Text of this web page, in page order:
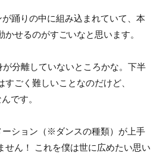
踊りの中に組み込まれていて、本
せるのがすごいなと思います。
が分離していないところかな。下半
ごく難しいことなのだけど、
です。
ーション（※ダンスの種類）が上手
せん！ これを僕は世に広めたい思い